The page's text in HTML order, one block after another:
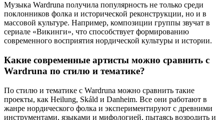
Музыка Wardruna получила популярность не только среди
поклонников фолка и исторической реконструкции, но и в
массовой культуре. Например, композиции группы звучат в
сериале «Викинги», что способствует формированию
современного восприятия нордической культуры и истории.
Какие современные артисты можно сравнить с
Wardruna по стилю и тематике?
По стилю и тематике с Wardruna можно сравнить такие
проекты, как Heilung, Skáld и Danheim. Все они работают в
жанре нордического фолка и экспериментируют с древними
инструментами, языками и мифологией, пытаясь возродить и